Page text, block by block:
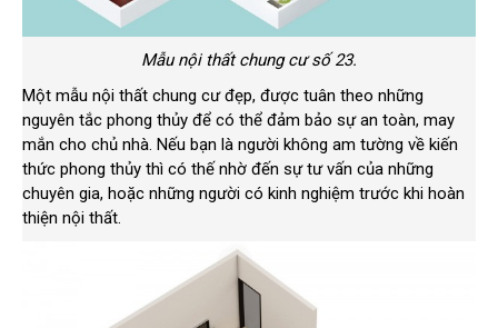
Mẫu nội thất chung cư số 23.
Một mẫu nội thất chung cư đẹp, được tuân theo những
nguyên tắc phong thủy để có thể đảm bảo sự an toàn, may
mắn cho chủ nhà. Nếu bạn là người không am tường về kiến
thức phong thủy thì có thế nhờ đến sự tư vấn của những
chuyên gia, hoặc những người có kinh nghiệm trước khi hoàn
thiện nội thất.